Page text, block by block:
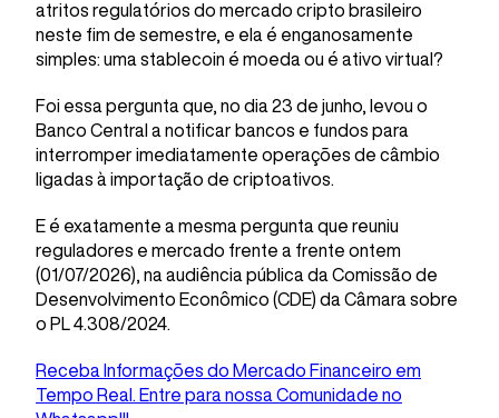
atritos regulatórios do mercado cripto brasileiro
neste fim de semestre, e ela é enganosamente
simples: uma stablecoin é moeda ou é ativo virtual?
Foi essa pergunta que, no dia 23 de junho, levou o
Banco Central a notificar bancos e fundos para
interromper imediatamente operações de câmbio
ligadas à importação de criptoativos.
E é exatamente a mesma pergunta que reuniu
reguladores e mercado frente a frente ontem
(01/07/2026), na audiência pública da Comissão de
Desenvolvimento Econômico (CDE) da Câmara sobre
o PL 4.308/2024.
Receba Informações do Mercado Financeiro em
Tempo Real. Entre para nossa Comunidade no